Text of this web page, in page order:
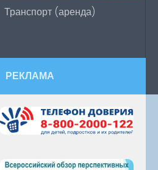
Транспорт (аренда)
РЕКЛАМА